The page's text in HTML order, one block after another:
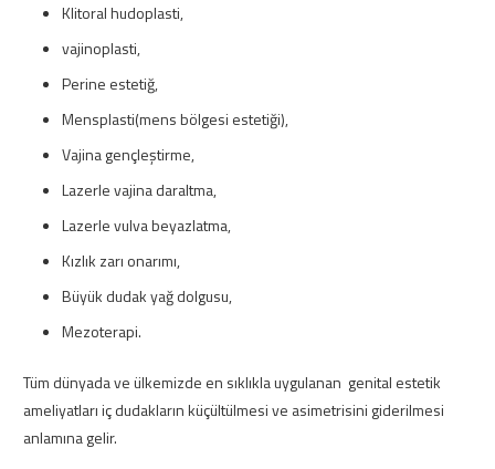
Klitoral hudoplasti,
vajinoplasti,
Perine estetiğ,
Mensplasti(mens bölgesi estetiği),
Vajina gençleştirme,
Lazerle vajina daraltma,
Lazerle vulva beyazlatma,
Kızlık zarı onarımı,
Büyük dudak yağ dolgusu,
Mezoterapi.
Tüm dünyada ve ülkemizde en sıklıkla uygulanan genital estetik
ameliyatları iç dudakların küçültülmesi ve asimetrisini giderilmesi
anlamına gelir.